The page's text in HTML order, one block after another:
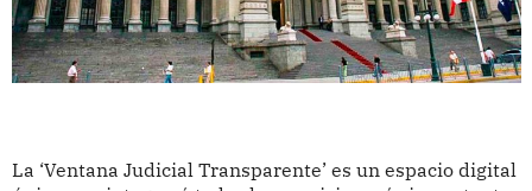
La ‘Ventana Judicial Transparente’ es un espacio digital